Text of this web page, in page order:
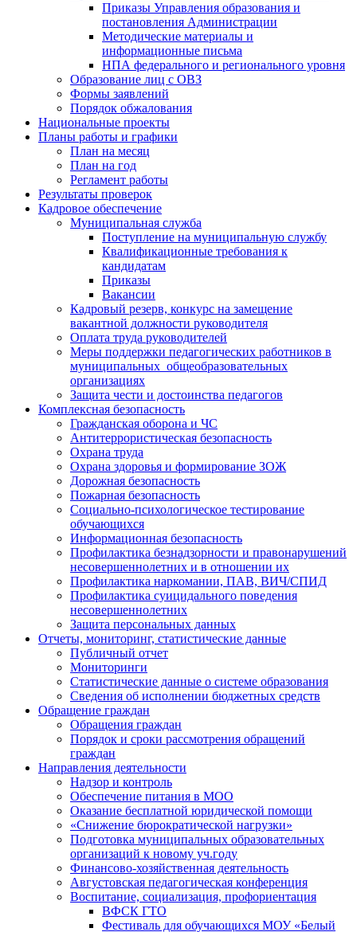
Приказы Управления образования и
постановления Администрации
Методические материалы и
информационные письма
НПА федерального и регионального уровня
Образование лиц с ОВЗ
Формы заявлений
Порядок обжалования
Национальные проекты
Планы работы и графики
План на месяц
План на год
Регламент работы
Результаты проверок
Кадровое обеспечение
Муниципальная служба
Поступление на муниципальную службу
Квалификационные требования к
кандидатам
Приказы
Вакансии
Кадровый резерв, конкурс на замещение
вакантной должности руководителя
Оплата труда руководителей
Меры поддержки педагогических работников в
муниципальных общеобразовательных
организациях
Защита чести и достоинства педагогов
Комплексная безопасность
Гражданская оборона и ЧС
Антитеррористическая безопасность
Охрана труда
Охрана здоровья и формирование ЗОЖ
Дорожная безопасность
Пожарная безопасность
Социально-психологическое тестирование
обучающихся
Информационная безопасность
Профилактика безнадзорности и правонарушений
несовершеннолетних и в отношении их
Профилактика наркомании, ПАВ, ВИЧ/СПИД
Профилактика суицидального поведения
несовершеннолетних
Защита персональных данных
Отчеты, мониторинг, статистические данные
Публичный отчет
Мониторинги
Статистические данные о системе образования
Сведения об исполнении бюджетных средств
Обращение граждан
Обращения граждан
Порядок и сроки рассмотрения обращений
граждан
Направления деятельности
Надзор и контроль
Обеспечение питания в МОО
Оказание бесплатной юридической помощи
«Снижение бюрократической нагрузки»
Подготовка муниципальных образовательных
организаций к новому уч.году
Финансово-хозяйственная деятельность
Августовская педагогическая конференция
Воспитание, социализация, профориентация
ВФСК ГТО
Фестиваль для обучающихся МОУ «Белый